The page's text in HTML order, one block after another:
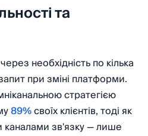
та
необхідність по кілька
при зміні платформи.
стратегією
89%своїх клієнтів, тоді як
каналами зв'язку — лише